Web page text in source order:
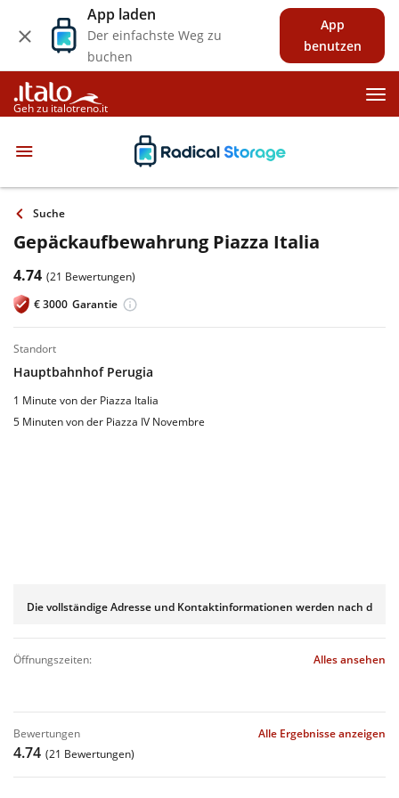
App laden
Der einfachste Weg zu
buchen
App
benutzen
Geh zu italotreno.it
Suche
Gepäckaufbewahrung Piazza Italia
4.74 (21 Bewertungen)
€3000 Garantie
standort
Hauptbahnhof Perugia
1 Minute von der Piazza Italia
5 Minuten von der Piazza IV Novembre
Die vollständige Adresse und Kontaktinformationen werden nach der
öffnungszeiten: Alles ansehen
bewertungen Alle Ergebnisse anzeigen
4.74 (21 Bewertungen)